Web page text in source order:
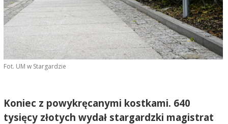
Fot. UM w Stargardzie
Koniec z powykręcanymi kostkami. 640
tysięcy złotych wydał stargardzki magistrat